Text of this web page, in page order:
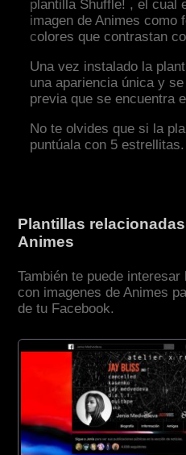
plantilla Shuffle! , el cual
imagen de Animes como
colores que contrastan
Una vez instalado la
una apariencia única y
previa que se encuentra
No te olvides que si la
puntúala con 5 estrellitas.
Plantillas
Animes
También te puede
con imagenes de Animes
de tu Facebook.